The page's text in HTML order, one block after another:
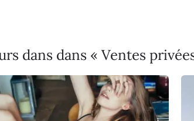
dans dans « Ventes